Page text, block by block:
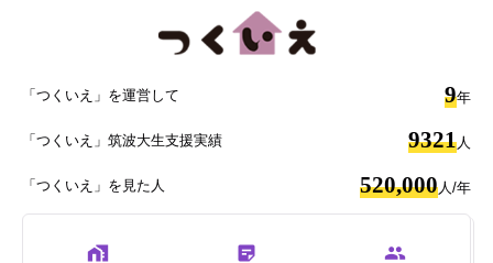
「つくいえ」を運営して 9年
「つくいえ」筑波大生支援実績 9321人
「つくいえ」を見た人 520,000人/年